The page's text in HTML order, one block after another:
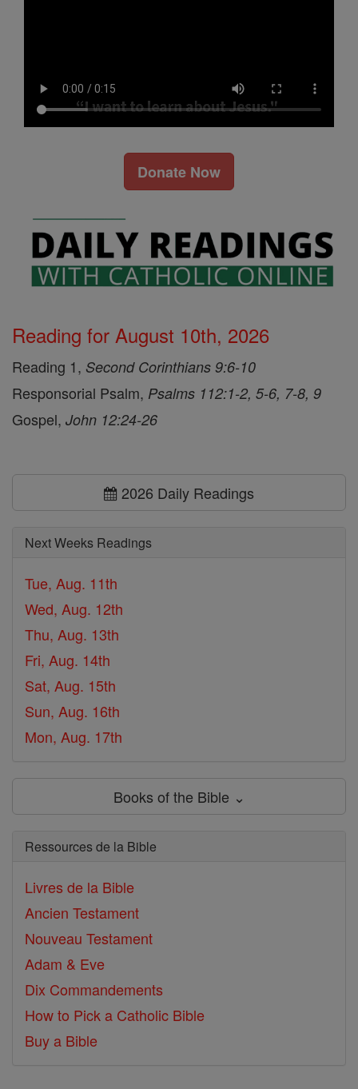
Donate Now
Reading for August 10th, 2026
Reading 1, Second Corinthians 9:6-10
Responsorial Psalm, Psalms 112:1-2, 5-6, 7-8, 9
Gospel, John 12:24-26
2026 Daily Readings
Next Weeks Readings
Tue, Aug. 11th
Wed, Aug. 12th
Thu, Aug. 13th
Fri, Aug. 14th
Sat, Aug. 15th
Sun, Aug. 16th
Mon, Aug. 17th
Books of the Bible ⌄
Ressources de la Bible
Livres de la Bible
Ancien Testament
Nouveau Testament
Adam & Eve
Dix Commandements
How to Pick a Catholic Bible
Buy a Bible